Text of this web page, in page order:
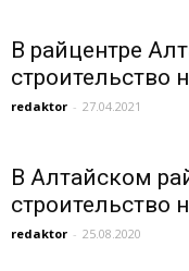
В райцентре
строительство
redaktor - 27.04.2021
В Алтайском
строительство
redaktor - 25.08.2020